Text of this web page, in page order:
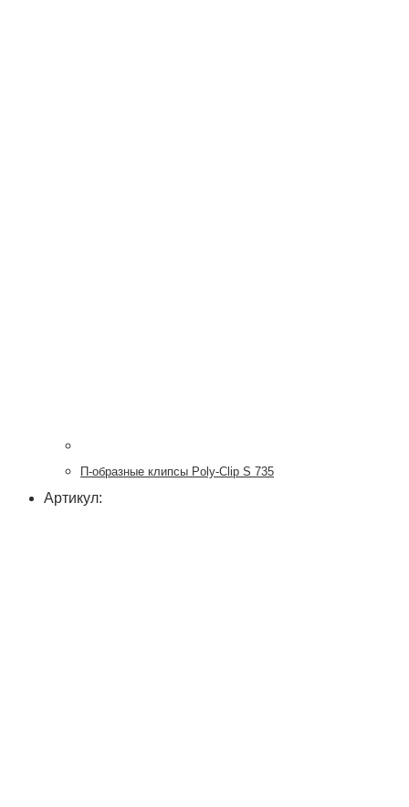
П-образные клипсы Poly-Clip S 735
Артикул: